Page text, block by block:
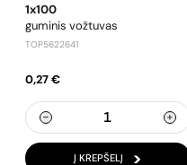
1x100
guminis vožtuvas
TOP5622641
0,27 €
Į KREPŠELĮ